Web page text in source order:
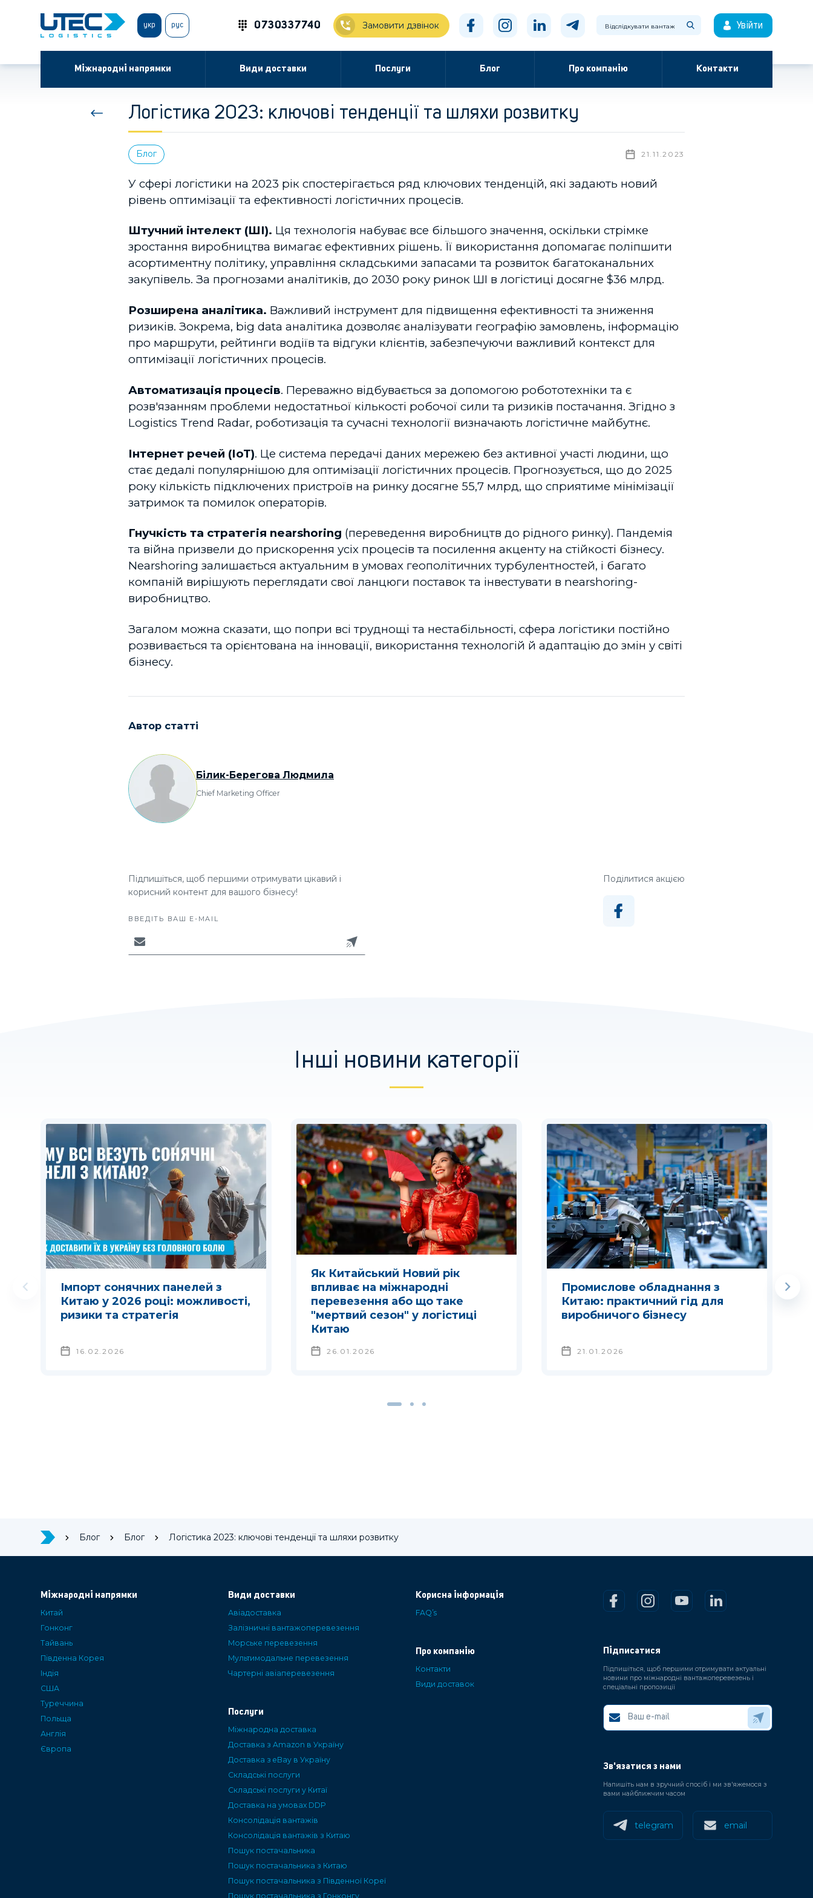
укр рус 0730337740 Замовити дзвінок Увійти
Міжнародні напрямки Види доставки Послуги Блог Про компанію Контакти
Логістика 2023: ключові тенденції та шляхи розвитку
Блог 21.11.2023
У сфері логістики на 2023 рік спостерігається ряд ключових тенденцій, які задають новий
рівень оптимізації та ефективності логістичних процесів.
Штучний інтелект (ШІ). Ця технологія набуває все більшого значення, оскільки стрімке
зростання виробництва вимагає ефективних рішень. Її використання допомагає поліпшити
асортиментну політику, управління складськими запасами та розвиток багатоканальних
закупівель. За прогнозами аналітиків, до 2030 року ринок ШІ в логістиці досягне $36 млрд.
Розширена аналітика. Важливий інструмент для підвищення ефективності та зниження
ризиків. Зокрема, big data аналітика дозволяє аналізувати географію замовлень, інформацію
про маршрути, рейтинги водіїв та відгуки клієнтів, забезпечуючи важливий контекст для
оптимізації логістичних процесів.
Автоматизація процесів. Переважно відбувається за допомогою робототехніки та є
розв'язанням проблеми недостатньої кількості робочої сили та ризиків постачання. Згідно з
Logistics Trend Radar, роботизація та сучасні технології визначають логістичне майбутнє.
Інтернет речей (IoT). Це система передачі даних мережею без активної участі людини, що
стає дедалі популярнішою для оптимізації логістичних процесів. Прогнозується, що до 2025
року кількість підключених пристроїв на ринку досягне 55,7 млрд, що сприятиме мінімізації
затримок та помилок операторів.
Гнучкість та стратегія nearshoring (переведення виробництв до рідного ринку). Пандемія
та війна призвели до прискорення усіх процесів та посилення акценту на стійкості бізнесу.
Nearshoring залишається актуальним в умовах геополітичних турбулентностей, і багато
компаній вирішують переглядати свої ланцюги поставок та інвестувати в nearshoring-
виробництво.
Загалом можна сказати, що попри всі труднощі та нестабільності, сфера логістики постійно
розвивається та орієнтована на інновації, використання технологій й адаптацію до змін у світі
бізнесу.
Автор статті
Білик-Берегова Людмила
Chief Marketing Officer
Підпишіться, щоб першими отримувати цікавий і
корисний контент для вашого бізнесу!
ВВЕДІТЬ ВАШ E-MAIL
Поділитися акцією
Інші новини категорії
Імпорт сонячних панелей з
Китаю у 2026 році: можливості,
ризики та стратегія
16.02.2026
Як Китайський Новий рік
впливає на міжнародні
перевезення або що таке
"мертвий сезон" у логістиці
Китаю
26.01.2026
Промислове обладнання з
Китаю: практичний гід для
виробничого бізнесу
21.01.2026
Блог Блог Логістика 2023: ключові тенденції та шляхи розвитку
Міжнародні напрямки
Китай
Гонконг
Тайвань
Пiвденна Корея
Iндiя
США
Туреччина
Польща
Англія
Європа
Види доставки
Авіадоставка
Залізничні вантажоперевезення
Морське перевезення
Мультимодальне перевезення
Чартерні авіаперевезення
Послуги
Міжнародна доставка
Доставка з Amazon в Україну
Доставка з eBay в Україну
Складські послуги
Складські послуги у Китаї
Доставка на умовах DDP
Консолідація вантажів
Консолідація вантажів з Китаю
Пошук постачальника
Пошук постачальника з Китаю
Пошук постачальника з Південної Кореї
Пошук постачальника з Гонконгу
Корисна інформація
FAQ’s
Про компанію
Контакти
Види доставок
Підписатися
Підпишіться, щоб першими отримувати актуальні
новини про міжнародні вантажоперевезень і
спеціальні пропозиції
Зв'язатися з нами
Напишіть нам в зручний спосіб і ми зв'яжемося з
вами найближчим часом
telegram email